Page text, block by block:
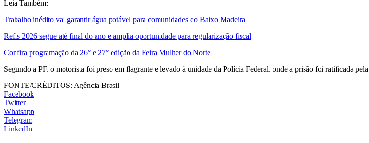
Leia Também:
Trabalho inédito vai garantir água potável para comunidades do Baixo Madeira
Refis 2026 segue até final do ano e amplia oportunidade para regularização fiscal
Confira programação da 26° e 27° edição da Feira Mulher do Norte
Segundo a PF, o motorista foi preso em flagrante e levado à unidade da Polícia Federal, onde a prisão foi ratificada
FONTE/CRÉDITOS: Agência Brasil
Facebook
Twitter
Whatsapp
Telegram
LinkedIn